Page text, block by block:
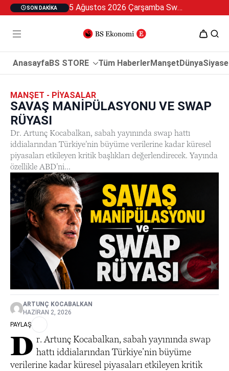
SON DAKIKA 5 Ağustos 2026 Çarşamba Swan Özel 2
AnasayfaBS STORE Tüm HaberlerManşetDünya
MANŞET - PIYASALAR
SAVAŞ MANİPÜLASYONU VE SWAP
RÜYASI
Dr. Artunç Kocabalkan, sabah yayınında swap hattı
iddialarından Türkiye’nin büyüme verilerine kadar küresel
piyasaları etkileyen kritik başlıkları değerlendirecek. Yayında
özellikle ABD’ni...
ARTUNÇ KOCABALKAN
HAZIRAN 2, 2026
PAYLAŞ
D r. Artunç Kocabalkan, sabah yayınında swap
hattı iddialarından Türkiye’nin büyüme
verilerine kadar küresel piyasaları etkileyen kritik